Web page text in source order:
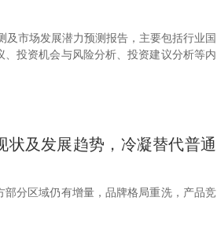
市场发展潜力预测报告，主要包括行业国
投资机会与风险分析、投资建议分析等内
及发展趋势，冷凝替代普通
分区域仍有增量，品牌格局重洗，产品竞